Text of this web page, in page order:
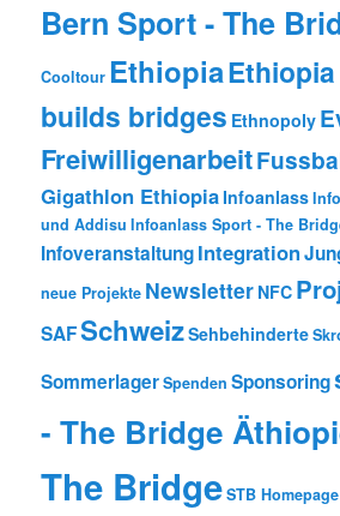
Bern Sport - The
Cooltour Ethiopia
builds bridges Ethnopoly
Freiwilligenarbeit
Gigathlon EthiopiaInfoanlass
und Addisu Infoanlass Sport - The
InfoveranstaltungIntegration
neue Projekte Newsletter NFC
SAFSchweizSehbehinderte
SommerlagerSpenden Sponsoring
- The Bridge
The BridgeSTB Homepage